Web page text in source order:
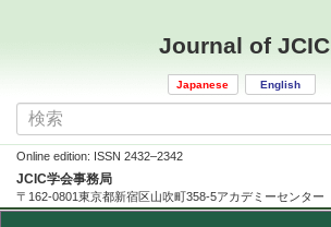
Journal of JCIC
Japanese English
Online edition: ISSN 2432–2342
JCIC学会事務局
〒162-0801東京都新宿区山吹町358-5アカデミーセンター